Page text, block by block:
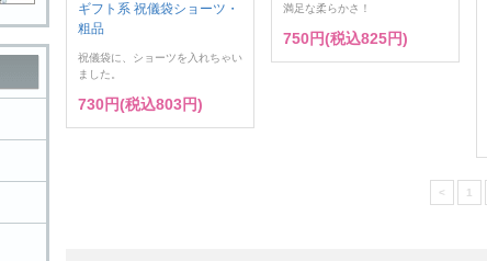
ギフト系 祝儀袋ショーツ・
粗品
祝儀袋に、ショーツを入れちゃい
ました。
730円(税込803円)
満足な柔らかさ！
750円(税込825円)
< 1